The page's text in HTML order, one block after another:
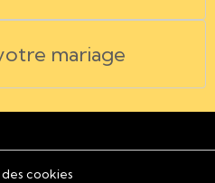
mariage
cookies